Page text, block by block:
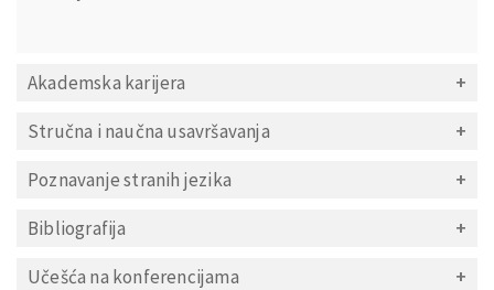
Akademska karijera
Stručna i naučna usavršavanja
Poznavanje stranih jezika
Bibliografija
Učešća na konferencijama